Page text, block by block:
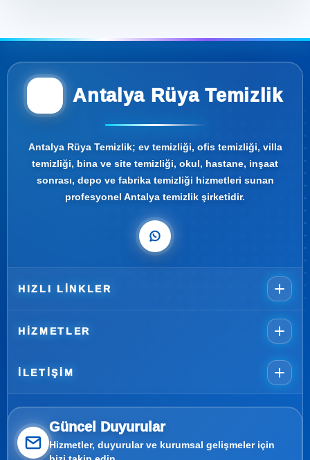
Antalya Rüya Temizlik
Antalya Rüya Temizlik; ev temizliği, ofis temizliği, villa
temizliği, bina ve site temizliği, okul, hastane, inşaat
sonrası, depo ve fabrika temizliği hizmetleri sunan
profesyonel Antalya temizlik şirketidir.
HIZLI LINKLER
HIZMETLER
İLETIŞIM
Güncel Duyurular
Hizmetler, duyurular ve kurumsal gelişmeler için